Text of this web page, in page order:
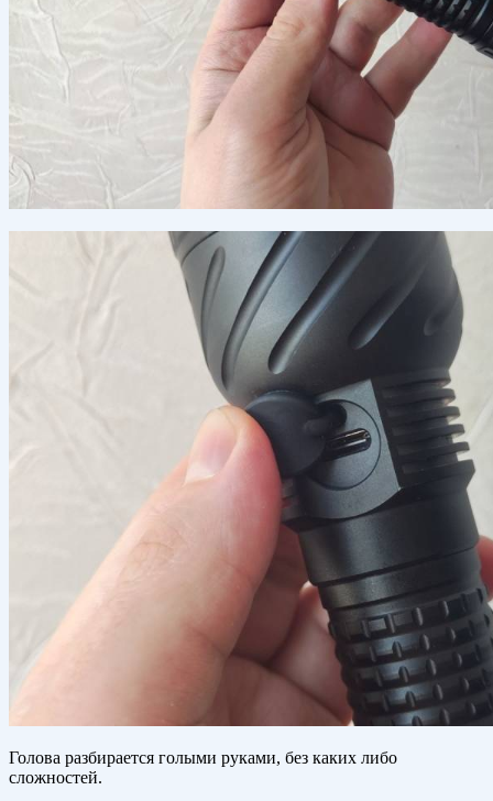
Голова разбирается голыми руками, без каких либо
сложностей.